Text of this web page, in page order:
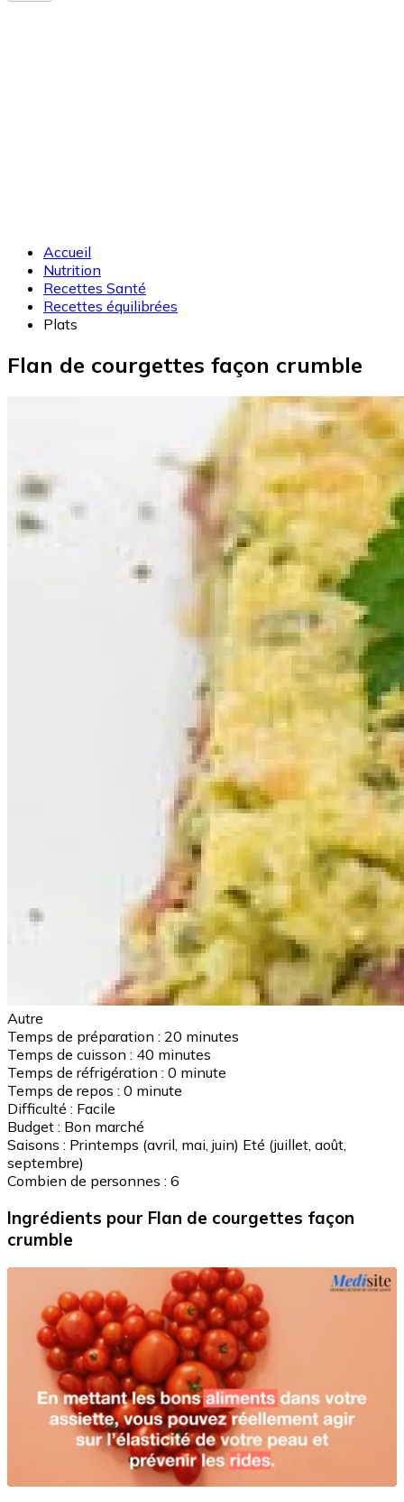
Accueil
Nutrition
Recettes Santé
Recettes équilibrées
Plats
Flan de courgettes façon crumble
Autre
Temps de préparation : 20 minutes
Temps de cuisson : 40 minutes
Temps de réfrigération : 0 minute
Temps de repos : 0 minute
Difficulté : Facile
Budget : Bon marché
Saisons : Printemps (avril, mai, juin) Eté (juillet, août,
septembre)
Combien de personnes : 6
Ingrédients pour Flan de courgettes façon
crumble